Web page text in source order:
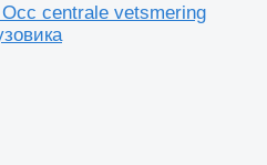
centrale vetsmering